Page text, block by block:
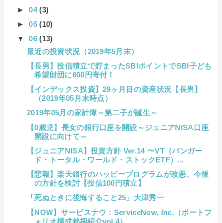
►04(3)
►05(10)
▼06(13)
最近の投資状況（2019年5月末）
【長男】投信積立で貯まったSBIポイントでSBI子ども
希望財団に600円寄付！
【インデックス投資】29ヶ月目の資産状況【長男】
（2019年05月末時点）
2019年05月の家計簿～第二子が誕生～
【0歳児】長女の銀行口座を開設～ジュニアNISA口座
開設に向けて～
【ジュニアNISA】投資方針 Ver.14 〜VT（バンガー
ド・トータル・ワールド・ストックETF）...
【悲報】楽天銀行のハッピープログラムが改悪、今後
の方針を検討【投信100円積立】
「死ぬときに後悔すること25」大津秀一
【NOW】サービスナウ：ServiceNow, Inc.（ポートフ
ォリオ構成銘柄紹介vol.4）